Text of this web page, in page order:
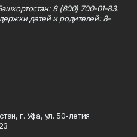
8 (800) 700-01-83.
детей и родителей: 8-
г. Уфа, ул. 50-летия